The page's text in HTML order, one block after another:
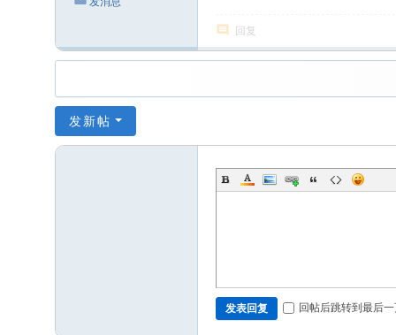
回复
发新帖
发表回复 回帖后跳转到最后